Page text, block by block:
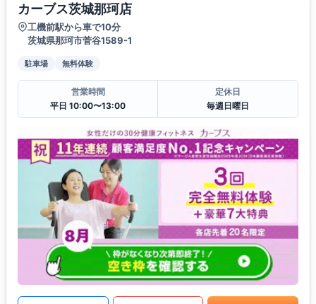
カーブス茨城那珂店
工機前駅から車で10分
茨城県那珂市菅谷1589-1
駐車場 無料体験
営業時間
平日 10:00〜13:00
定休日
毎週日曜日